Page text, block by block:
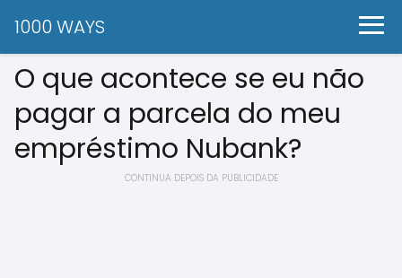
1000 WAYS
O que acontece se eu não
pagar a parcela do meu
empréstimo Nubank?
CONTINUA DEPOIS DA PUBLICIDADE